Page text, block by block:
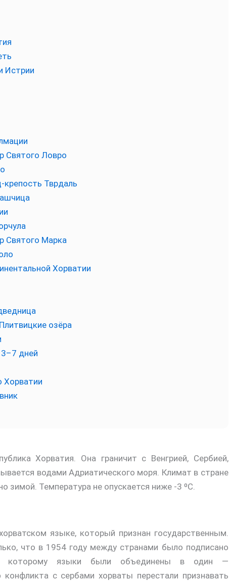
Истрии
Святого Ловро
крепость Тврдаль
Святого Марка
Хорватии
озёра
дней
Хорватии
Хорватия. Она граничит с Венгрией, Сербией,
водами Адриатического моря. Климат в стране
зимой. Температура не опускается ниже -3 ⁰C.
языке, который признан государственным.
что в 1954 году между странами было подписано
которому языки были объединены в один —
конфликта с сербами хорваты перестали признавать